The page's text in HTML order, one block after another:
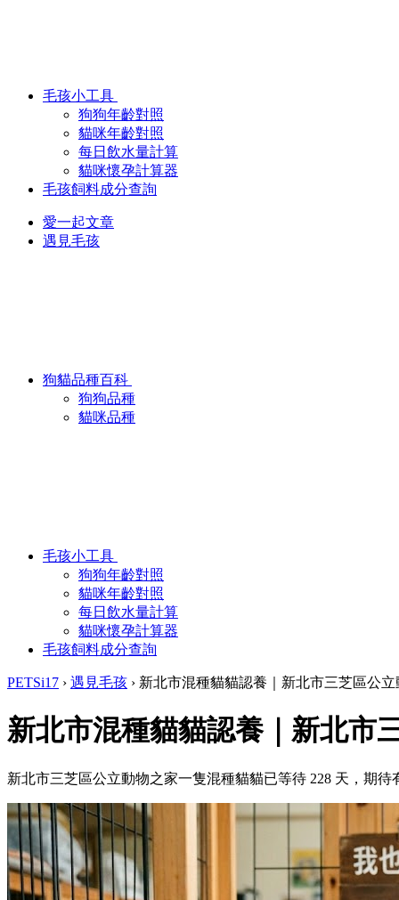
毛孩小工具
狗狗年齡對照
貓咪年齡對照
每日飲水量計算
貓咪懷孕計算器
毛孩飼料成分查詢
愛一起文章
遇見毛孩
狗貓品種百科
狗狗品種
貓咪品種
毛孩小工具
狗狗年齡對照
貓咪年齡對照
每日飲水量計算
貓咪懷孕計算器
毛孩飼料成分查詢
PETSi17 › 遇見毛孩 › 新北市混種貓貓認養｜新北市三芝區公立
新北市混種貓貓認養｜新北市
新北市三芝區公立動物之家一隻混種貓貓已等待 228 天，期